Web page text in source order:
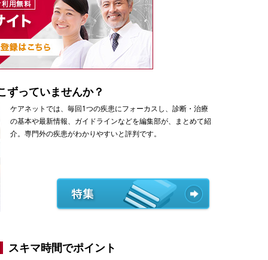
ずっていませんか？
ケアネットでは、毎回1つの疾患にフォーカスし、診断・治療
の基本や最新情報、ガイドラインなどを編集部が、まとめて紹
介。専門外の疾患がわかりやすいと評判です。
スキマ時間でポイント